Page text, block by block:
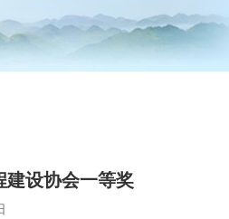
建设协会一等奖